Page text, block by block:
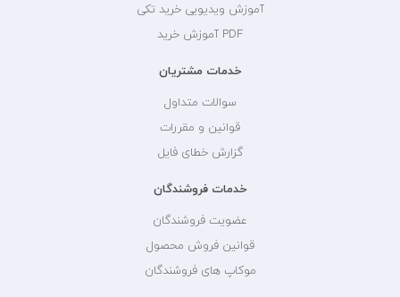
آموزش ویدیویی خرید تکی
PDF آموزش خرید
خدمات مشتریان
سوالات متداول
قوانین و مقررات
گزارش خطای فایل
خدمات فروشندگان
عضویت فروشندگان
قوانین فروش محصول
موکاپ های فروشندگان